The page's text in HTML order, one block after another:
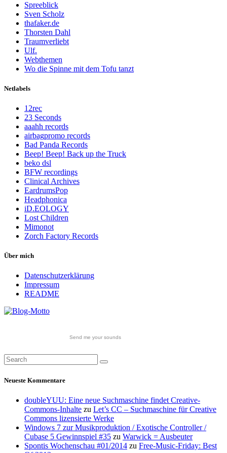
Spreeblick
Sven Scholz
thafaker.de
Thorsten Dahl
Traumverliebt
Ulf.
Webthemen
Wo die Spinne mit dem Tofu tanzt
Netlabels
12rec
23 Seconds
aaahh records
airbagpromo records
Bad Panda Records
Beep! Beep! Back up the Truck
beko dsl
BFW recordings
Clinical Archives
EardrumsPop
Headphonica
iD.EOLOGY
Lost Children
Mimonot
Zorch Factory Records
Über mich
Datenschutzerklärung
Impressum
README
Send me your sounds
Neueste Kommentare
doubleYUU: Eine neue Suchmaschine findet Creative-
Commons-Inhalte zu Let’s CC – Suchmaschine für Creative
Commons lizensierte Werke
Windows 7 zur Musikproduktion / Exotische Controller /
Cubase 5 Gewinnspiel #35 zu Warwick = Ausbeuter
Spontis Wochenschau #01/2014 zu Free-Music-Friday: Best